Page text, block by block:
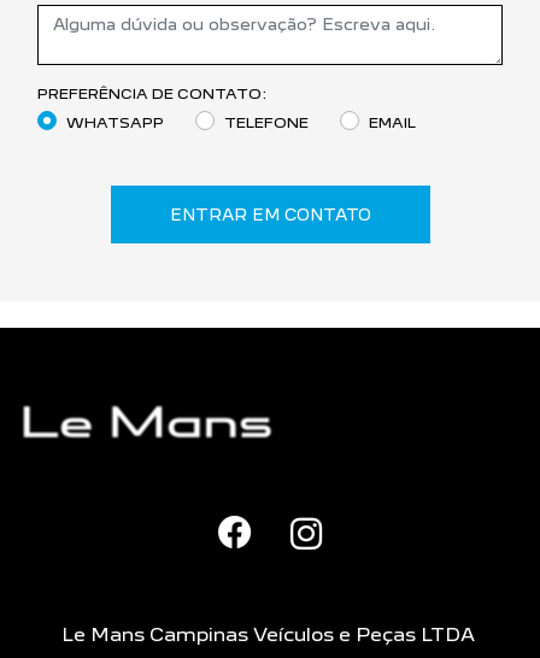
PREFERÊNCIA DE CONTATO:
WHATSAPP
TELEFONE EMAIL
ENTRAR EM CONTATO
Le Mans Campinas Veículos e Peças LTDA